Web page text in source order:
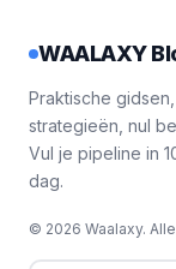
WAALAXY
Praktische
strategieën, nul
Vul je pipeline in
dag.
© 2026 Waalaxy.